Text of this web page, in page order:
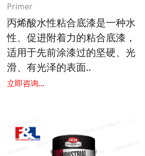
Primer
丙烯酸水性粘合底漆是一种水
性、促进附着力的粘合底漆，
适用于先前涂漆过的坚硬、光
滑、有光泽的表面..
立即咨询...